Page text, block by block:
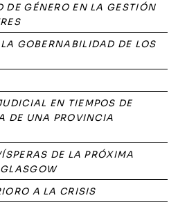
DE GÉNERO EN LA GESTIÓN
GOBERNABILIDAD DE LOS
EN TIEMPOS DE
DE UNA PROVINCIA
DE LA PRÓXIMA
A LA CRISIS